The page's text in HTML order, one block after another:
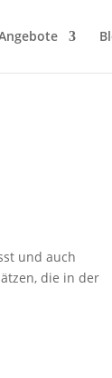
und auch
die in der